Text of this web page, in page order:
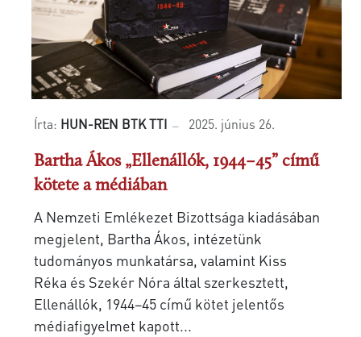
Írta: HUN-REN BTK TTI 2025. június 26.
Bartha Ákos „Ellenállók, 1944–45” című
kötete a médiában
A Nemzeti Emlékezet Bizottsága kiadásában
megjelent, Bartha Ákos, intézetünk
tudományos munkatársa, valamint Kiss
Réka és Szekér Nóra által szerkesztett,
Ellenállók, 1944–45 című kötet jelentős
médiafigyelmet kapott...